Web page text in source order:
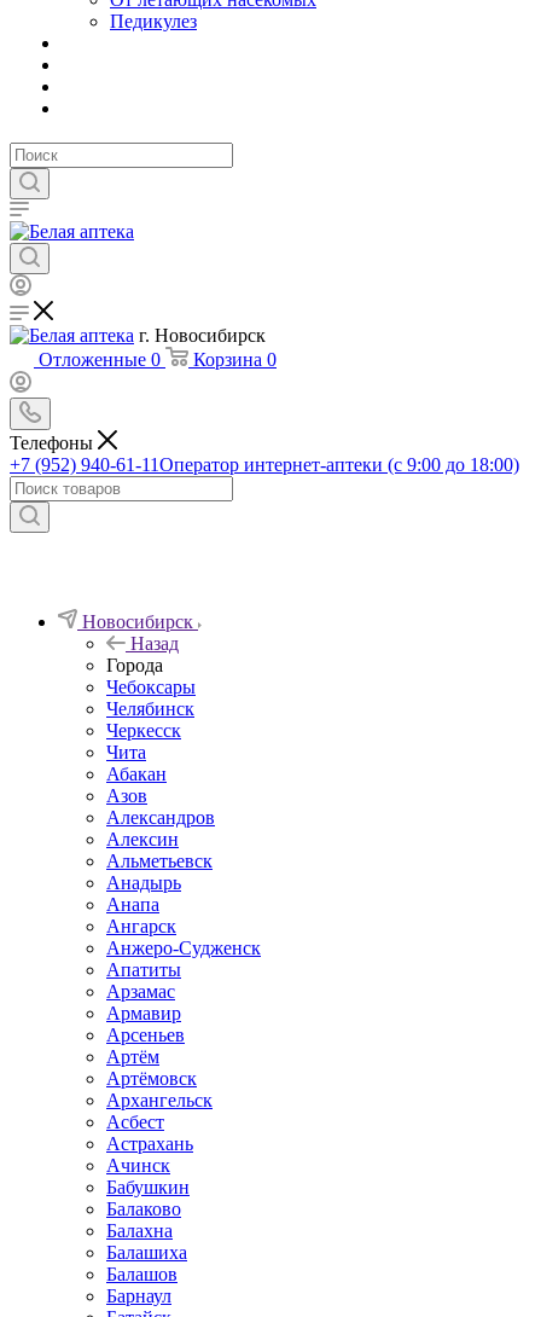
Педикулез
г. Новосибирск
Отложенные 0 Корзина 0
Телефоны
+7 (952) 940-61-11Оператор интернет-аптеки (с 9:00 до 18:00)
Новосибирск
Назад
Города
Чебоксары
Челябинск
Черкесск
Чита
Абакан
Азов
Александров
Алексин
Альметьевск
Анадырь
Анапа
Ангарск
Анжеро-Судженск
Апатиты
Арзамас
Армавир
Арсеньев
Артём
Артёмовск
Архангельск
Асбест
Астрахань
Ачинск
Бабушкин
Балаково
Балахна
Балашиха
Балашов
Барнаул